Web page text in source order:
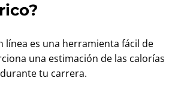
línea es una herramienta fácil de
una estimación de las calorías
tu carrera.